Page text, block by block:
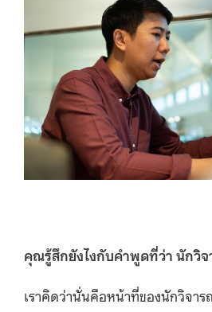
คุณรู้สึกยังไงกับคำพูดที่ว่า นักวิจ
เราคิดว่านั่นคือหน้าที่ของนักวิจา